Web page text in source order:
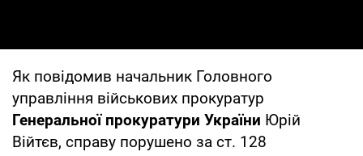
Як повідомив начальник Головного
управління військових прокуратур
Генеральної прокуратури України Юрій
Війтєв, справу порушено за ст. 128